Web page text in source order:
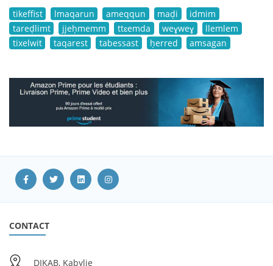
tikeffist lmaqarun ameqqun maḍi
idmim
tareḍlimt
jjeḥmemm ttɛemda weɣweɣ
llemlem
tixelwit
taqarest tabessast ḥerred amsagan
CONTACT
DIKAB, Kabylie